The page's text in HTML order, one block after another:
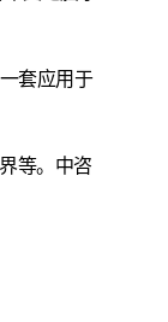
套应用于
等。中咨